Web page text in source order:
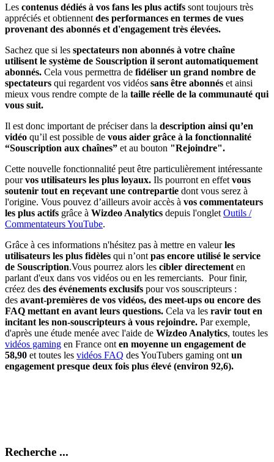
Les contenus dédiés à vos fans les plus actifs sont toujours très
appréciés et obtiennent des performances en termes de vues
provenant des abonnés et d'engagement très élevées.
Sachez que si les spectateurs non abonnés à votre chaîne
utilisent le système de Souscription il seront automatiquement
abonnés. Cela vous permettra de fidéliser un grand nombre de
spectateurs qui regardent vos vidéos sans être abonnés et ainsi
mieux vous rendre compte de la taille réelle de la communauté qui
vous suit.
Il est donc important de préciser dans la description ainsi qu’en
vidéo qu’il est possible de vous aider grâce à la fonctionnalité
“Souscription aux chaînes” et au bouton "Rejoindre".
Cette nouvelle fonctionnalité peut être particulièrement intéressante
pourvos utilisateurs les plus loyaux. Ils pourront en effet vous
soutenir tout en reçevant une contrepartie dont vous serez à
l'origine. Vous pouvez d’ailleurs avoir accès à vos commentateurs
les plus actifs grâce à Wizdeo Analytics depuis l'onglet Outils /
Commentateurs YouTube.
Grâce à ces informations n'hésitez pas à mettre en valeurles
utilisateurs les plus fidèles qui n’ont pas encore utilisé le service
de Souscription.Vous pourrez alors les cibler directement en
parlant d'eux dans vos vidéos ou en les remerciants. Pour finir,
créez des des événements exclusifs pour vos souscripteurs :
des avant-premières de vos vidéos, des meet-ups ou encore des
FAQ mettant en avant leurs questions. Cela va les ravir tout en
incitant les non-souscripteurs à vous rejoindre. Par exemple,
d'après une étude menée avec l'aide de Wizdeo Analytics, toutes les
vidéos gaming en France ont en moyenne un engagement de
58,90 et toutes les vidéos FAQ des YouTubers gaming ont un
engagement presque deux fois plus élevé (environ 92,6).
Recherche ...